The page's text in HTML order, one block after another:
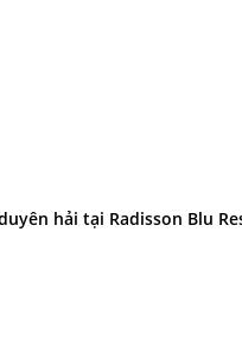
hải tại Radisson Blu